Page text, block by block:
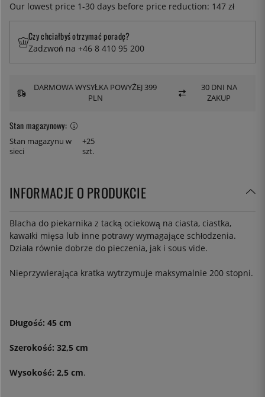
Our lowest price 1-30 days before price reduction: 147 zł
Stan magazynowy:
Stan magazynu w
sieci
+25
szt.
Czy chciałbyś otrzymać poradę?
Zadzwoń na +46 8 410 95 200
DARMOWA WYSYŁKA POWYŻEJ 399
PLN
30 DNI NA
ZAKUP
INFORMACJE O PRODUKCIE
Blacha do piekarnika z tacką ociekową na ciasta, ciastka,
kawałki mięsa lub inne potrawy wymagające schłodzenia.
Działa równie dobrze do pieczenia, jak i sous vide.
Nieprzywierająca kratka wytrzymuje maksymalnie 200 stopni.
Długość: 45 cm
Szerokość: 32,5 cm
Wysokość: 2,5 cm.